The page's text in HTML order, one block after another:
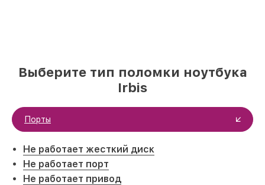
Выберите тип поломки ноутбука
Irbis
Порты
Не работает жесткий диск
Не работает порт
Не работает привод